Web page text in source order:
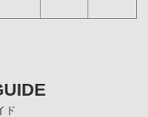
ド